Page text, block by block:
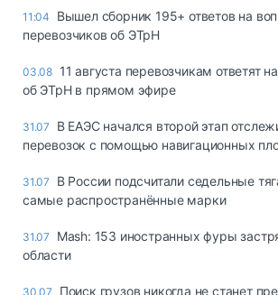
11:04
Вышел сборник 195+ ответов на
перевозчиков об ЭТрН
03.08 11 августа перевозчикам ответят
об ЭТрН в прямом эфире
31.07
В ЕАЭС начался второй этап
перевозок с помощью навигационных
31.07
В России подсчитали седельные
самые распространённые марки
31.07
Mash: 153 иностранных фуры
области
30.07 Поиск грузов никогда не станет